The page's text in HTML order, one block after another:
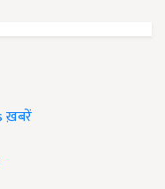
ख़बरें